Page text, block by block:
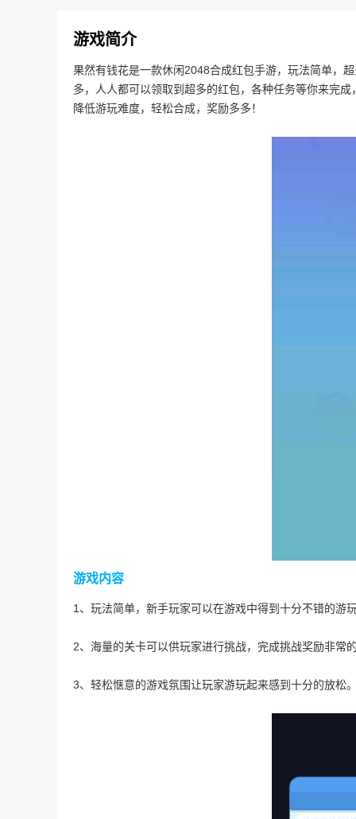
游戏简介
果然有钱花是一款休闲2048合成红包手游，玩法简单，
多，人人都可以领取到超多的红包，各种任务等你来完
降低游玩难度，轻松合成，奖励多多！
游戏内容
1、玩法简单，新手玩家可以在游戏中得到十分不错的游
2、海量的关卡可以供玩家进行挑战，完成挑战奖励非常
3、轻松惬意的游戏氛围让玩家游玩起来感到十分的放松